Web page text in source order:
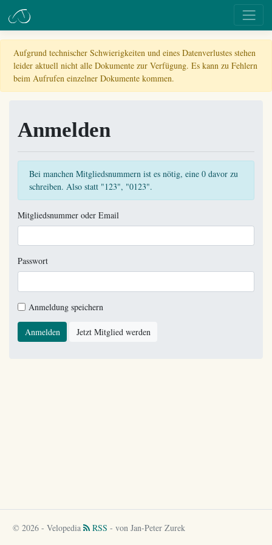
Aufgrund technischer Schwierigkeiten und eines Datenverlustes stehen
leider aktuell nicht alle Dokumente zur Verfügung. Es kann zu Fehlern
beim Aufrufen einzelner Dokumente kommen.
Anmelden
Bei manchen Mitgliedsnummern ist es nötig, eine 0 davor zu
schreiben. Also statt "123", "0123".
Mitgliedsnummer oder Email
Passwort
Anmeldung speichern
Anmelden Jetzt Mitglied werden
© 2026 - Velopedia RSS - von Jan-Peter Zurek